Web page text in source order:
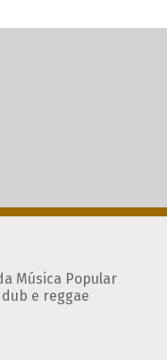
Música Popular
e reggae